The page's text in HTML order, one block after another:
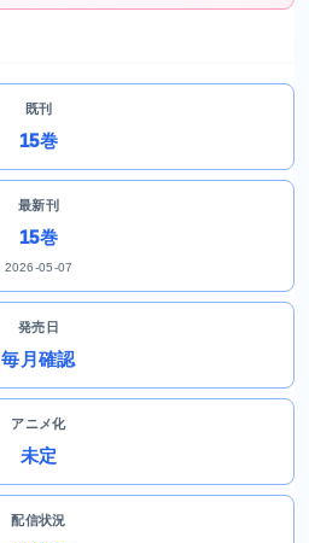
既刊
15巻
最新刊
15巻
2026-05-07
発売日
毎月確認
アニメ化
未定
配信状況